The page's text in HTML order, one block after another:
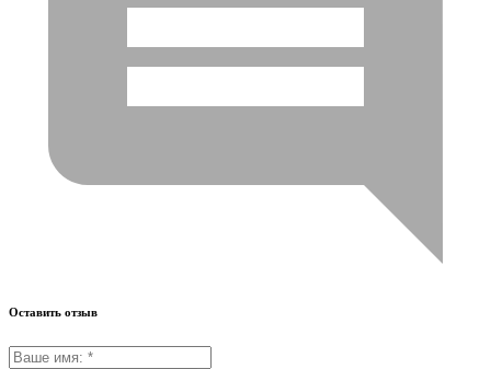
Оставить отзыв